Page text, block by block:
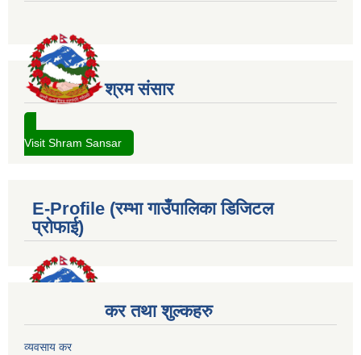
श्रम संसार
Visit Shram Sansar
E-Profile (रम्भा गाउँपालिका डिजिटल
प्रोफाई)
कर तथा शुल्कहरु
व्यवसाय कर